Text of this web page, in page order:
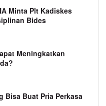
Minta Plt Kadiskes
Bides
Meningkatkan
Bisa Buat Pria Perkasa